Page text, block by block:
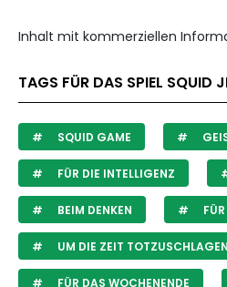
Inhalt mit kommerziellen
TAGS FÜR DAS SPIEL SQUID
SQUID GAME
FÜR DIE INTELLIGENZ
BEIM DENKEN
UM DIE ZEIT TOTZUSCHLAGEN
FÜR DAS WOCHENENDE